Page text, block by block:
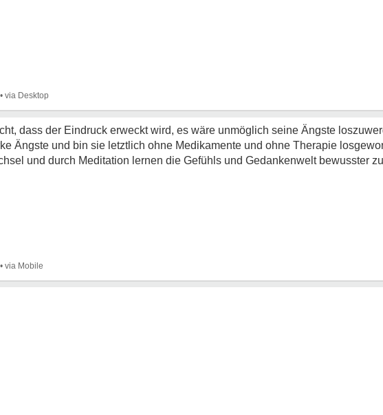
•
dass der Eindruck erweckt wird, es wäre unmöglich seine Ängste
Ängste und bin sie letztlich ohne Medikamente und ohne Therapie
und durch Meditation lernen die Gefühls und Gedankenwelt bewusster
•